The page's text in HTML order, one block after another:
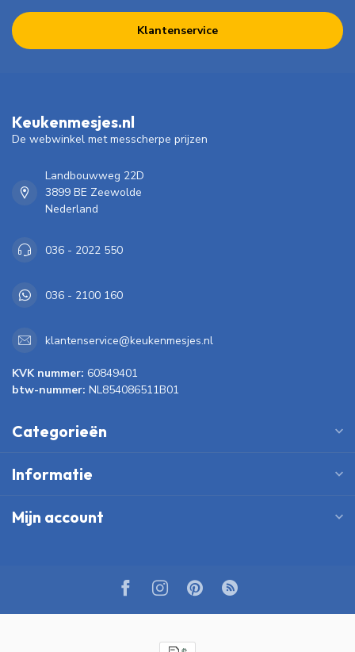
Klantenservice
Keukenmesjes.nl
De webwinkel met messcherpe prijzen
Landbouwweg 22D
3899 BE Zeewolde
Nederland
036 - 2022 550
036 - 2100 160
klantenservice@keukenmesjes.nl
KVK nummer: 60849401
btw-nummer: NL854086511B01
Categorieën
Informatie
Mijn account